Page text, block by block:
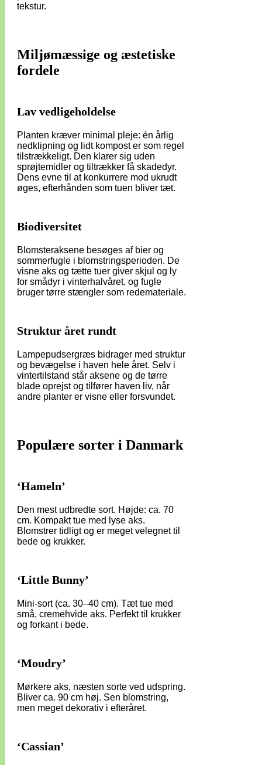
tekstur.
Miljømæssige og æstetiske
fordele
Lav vedligeholdelse
Planten kræver minimal pleje: én årlig
nedklipning og lidt kompost er som regel
tilstrækkeligt. Den klarer sig uden
sprøjtemidler og tiltrækker få skadedyr.
Dens evne til at konkurrere mod ukrudt
øges, efterhånden som tuen bliver tæt.
Biodiversitet
Blomsteraksene besøges af bier og
sommerfugle i blomstringsperioden. De
visne aks og tætte tuer giver skjul og ly
for smådyr i vinterhalvåret, og fugle
bruger tørre stængler som redemateriale.
Struktur året rundt
Lampepudsergræs bidrager med struktur
og bevægelse i haven hele året. Selv i
vintertilstand står aksene og de tørre
blade oprejst og tilfører haven liv, når
andre planter er visne eller forsvundet.
Populære sorter i Danmark
‘Hameln’
Den mest udbredte sort. Højde: ca. 70
cm. Kompakt tue med lyse aks.
Blomstrer tidligt og er meget velegnet til
bede og krukker.
‘Little Bunny’
Mini-sort (ca. 30–40 cm). Tæt tue med
små, cremehvide aks. Perfekt til krukker
og forkant i bede.
‘Moudry’
Mørkere aks, næsten sorte ved udspring.
Bliver ca. 90 cm høj. Sen blomstring,
men meget dekorativ i efteråret.
‘Cassian’